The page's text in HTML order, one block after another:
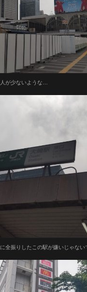
が少ないような…
全振りしたこの駅が嫌いじゃない